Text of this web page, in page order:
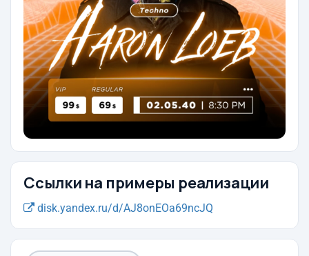
Ссылки на примеры реализации
disk.yandex.ru/d/AJ8onEOa69ncJQ